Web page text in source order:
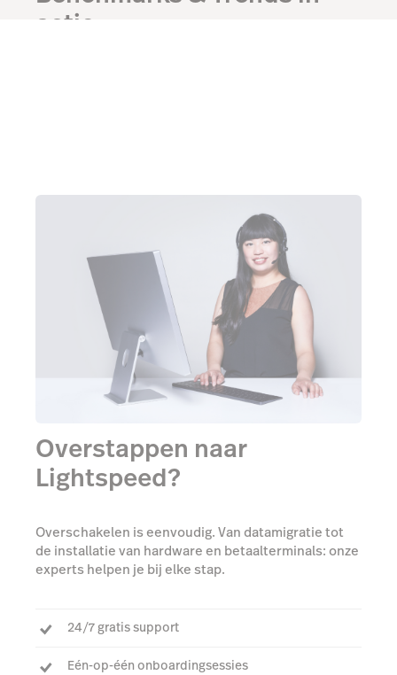
actie
Overstappen naar
Lightspeed?
Overschakelen is eenvoudig. Van datamigratie tot
de installatie van hardware en betaalterminals: onze
experts helpen je bij elke stap.
24/7 gratis support
Eén-op-één onboardingsessies